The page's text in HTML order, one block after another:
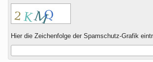
Hier die Zeichenfolge der Spamschutz-Grafik